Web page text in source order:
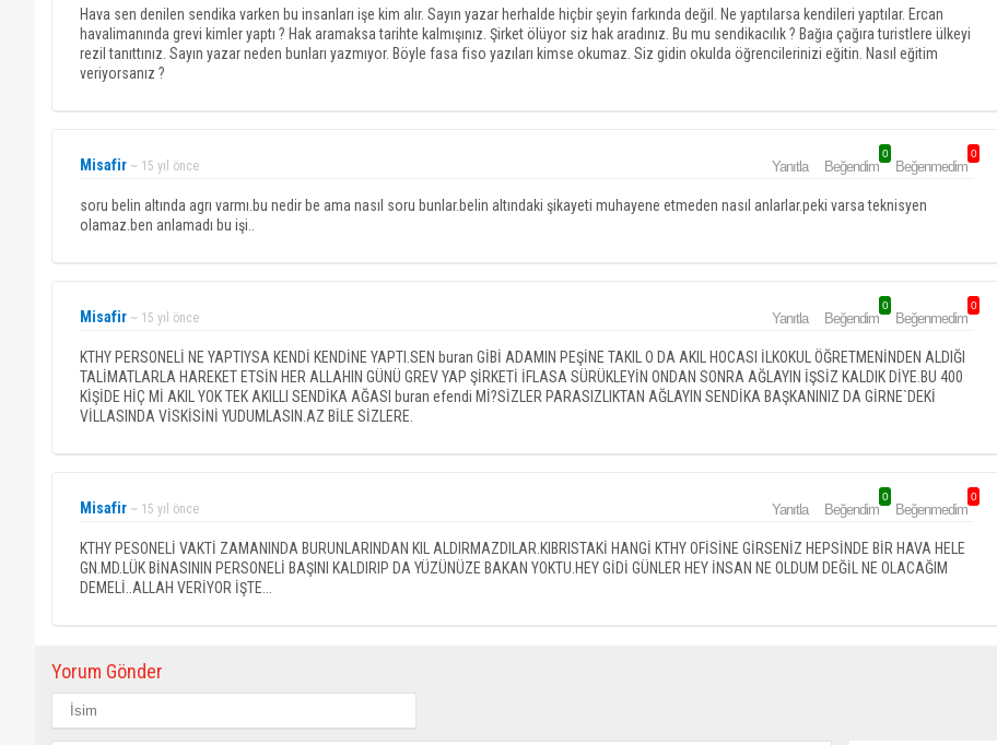
Hava sen denilen sendika varken bu insanları işe kim alır. Sayın yazar herhalde hiçbir şeyin farkında değil. Ne yaptılarsa kendileri yaptılar. Ercan
havalimanında grevi kimler yaptı ? Hak aramaksa tarihte kalmışınız. Şirket ölüyor siz hak aradınız. Bu mu sendikacılık ? Bağıa çağıra turistlere ülkeyi
rezil tanıttınız. Sayın yazar neden bunları yazmıyor. Böyle fasa fiso yazıları kimse okumaz. Siz gidin okulda öğrencilerinizi eğitin. Nasıl eğitim
veriyorsanız ?
Misafir ~ 15 yıl önce Yanıtla Beğendim
0
Beğenmedim
0
soru belin altında agrı varmı.bu nedir be ama nasıl soru bunlar.belin altındaki şikayeti muhayene etmeden nasıl anlarlar.peki varsa teknisyen
olamaz.ben anlamadı bu işi..
Misafir ~ 15 yıl önce Yanıtla Beğendim
0
Beğenmedim
0
KTHY PERSONELİ NE YAPTIYSA KENDİ KENDİNE YAPTI.SEN buran GİBİ ADAMIN PEŞİNE TAKIL O DA AKIL HOCASI İLKOKUL ÖĞRETMENİNDEN ALDIĞI
TALİMATLARLA HAREKET ETSİN HER ALLAHIN GÜNÜ GREV YAP ŞİRKETİ İFLASA SÜRÜKLEYİN ONDAN SONRA AĞLAYIN İŞSİZ KALDIK DİYE.BU 400
KİŞİDE HİÇ Mİ AKIL YOK TEK AKILLI SENDİKA AĞASI buran efendi Mİ?SİZLER PARASIZLIKTAN AĞLAYIN SENDİKA BAŞKANINIZ DA GİRNE`DEKİ
VİLLASINDA VİSKİSİNİ YUDUMLASIN.AZ BİLE SİZLERE.
Misafir ~ 15 yıl önce Yanıtla Beğendim
0
Beğenmedim
0
KTHY PESONELİ VAKTİ ZAMANINDA BURUNLARINDAN KIL ALDIRMAZDILAR.KIBRISTAKİ HANGİ KTHY OFİSİNE GİRSENİZ HEPSİNDE BİR HAVA HELE
GN.MD.LÜK BİNASININ PERSONELİ BAŞINI KALDIRIP DA YÜZÜNÜZE BAKAN YOKTU.HEY GİDİ GÜNLER HEY İNSAN NE OLDUM DEĞİL NE OLACAĞIM
DEMELİ..ALLAH VERİYOR İŞTE...
Yorum Gönder